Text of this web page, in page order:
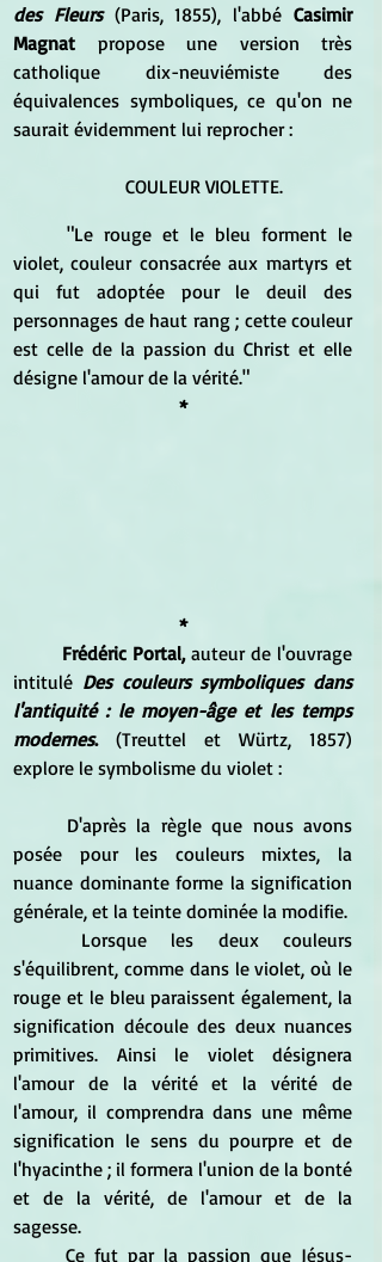
des Fleurs (Paris, 1855), l'abbé Casimir
Magnat propose une version très
catholique dix-neuviémiste des
équivalences symboliques, ce qu'on ne
saurait évidemment lui reprocher :
	COULEUR VIOLETTE.
violet, couleur consacrée aux martyrs et
qui fut adoptée pour le deuil des
personnages de haut rang ; cette couleur
est celle de la passion du Christ et elle
désigne l'amour de la vérité."
*
*
Frédéric Portal, auteur de l'ouvrage
intitulé Des couleurs symboliques dans
l'antiquité : le moyen-âge et les temps
modernes. (Treuttel et Würtz, 1857)
explore le symbolisme du violet :
posée pour les couleurs mixtes, la
nuance dominante forme la signification
générale, et la teinte dominée la modifie.
s'équilibrent, comme dans le violet, où le
rouge et le bleu paraissent également, la
signification découle des deux nuances
primitives. Ainsi le violet désignera
l'amour de la vérité et la vérité de
l'amour, il comprendra dans une même
signification le sens du pourpre et de
l'hyacinthe ; il formera l'union de la bonté
et de la vérité, de l'amour et de la
sagesse.